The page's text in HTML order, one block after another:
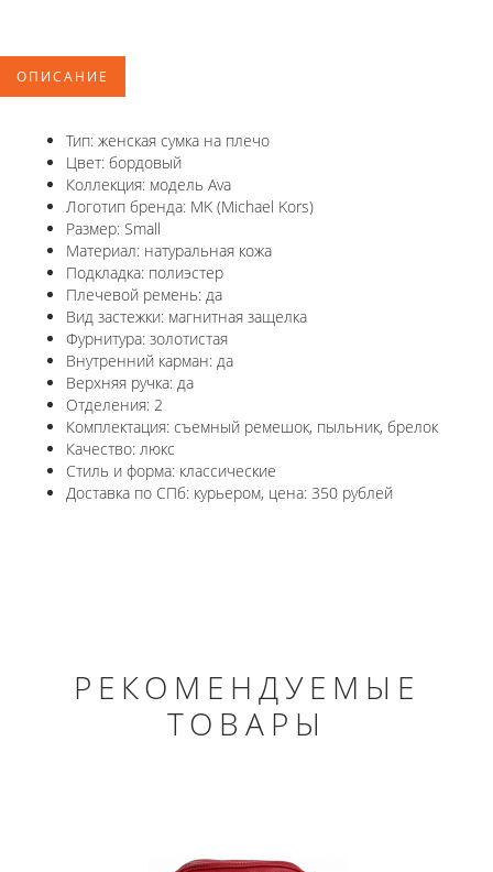
ОПИСАНИЕ
Тип: женская сумка на плечо
Цвет: бордовый
Коллекция: модель Ava
Логотип бренда: MK (Michael Kors)
Размер: Small
Материал: натуральная кожа
Подкладка: полиэстер
Плечевой ремень: да
Вид застежки: магнитная защелка
Фурнитура: золотистая
Внутренний карман: да
Верхняя ручка: да
Отделения: 2
Комплектация: съемный ремешок, пыльник, брелок
Качество: люкс
Стиль и форма: классические
Доставка по СПб: курьером, цена: 350 рублей
РЕКОМЕНДУЕМЫЕ
ТОВАРЫ